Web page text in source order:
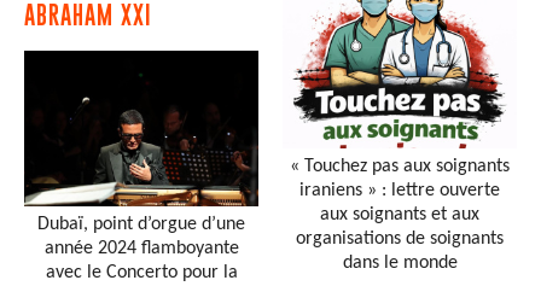
ABRAHAM XXI
Dubaï, point d’orgue d’une
année 2024 flamboyante
avec le Concerto pour la
« Touchez pas aux soignants
iraniens » : lettre ouverte
aux soignants et aux
organisations de soignants
dans le monde